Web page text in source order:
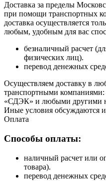
Доставка за пределы
при помощи транспортных
доставка осуществляется
любым, удобным для вас
безналичный расчет
физических лиц).
перевод денежных
Осуществляем доставку в
транспортными
«СДЭК» и любыми другими
Иные условия обсуждаются
Оплата
Способы оплаты:
наличный расчет или
товара).
перевод денежных